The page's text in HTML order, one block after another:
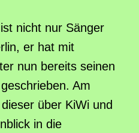
nicht nur Sänger
er hat mit
nun bereits seinen
Am
über KiWi und
in die